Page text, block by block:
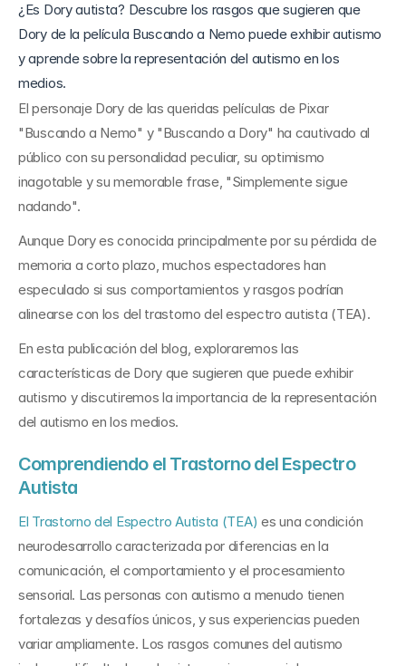
¿Es Dory autista? Descubre los rasgos que sugieren que
Dory de la película Buscando a Nemo puede exhibir autismo
y aprende sobre la representación del autismo en los
medios.
El personaje Dory de las queridas películas de Pixar
"Buscando a Nemo" y "Buscando a Dory" ha cautivado al
público con su personalidad peculiar, su optimismo
inagotable y su memorable frase, "Simplemente sigue
nadando".
Aunque Dory es conocida principalmente por su pérdida de
memoria a corto plazo, muchos espectadores han
especulado si sus comportamientos y rasgos podrían
alinearse con los del trastorno del espectro autista (TEA).
En esta publicación del blog, exploraremos las
características de Dory que sugieren que puede exhibir
autismo y discutiremos la importancia de la representación
del autismo en los medios.
Comprendiendo el Trastorno del Espectro
Autista
El Trastorno del Espectro Autista (TEA) es una condición
neurodesarrollo caracterizada por diferencias en la
comunicación, el comportamiento y el procesamiento
sensorial. Las personas con autismo a menudo tienen
fortalezas y desafíos únicos, y sus experiencias pueden
variar ampliamente. Los rasgos comunes del autismo